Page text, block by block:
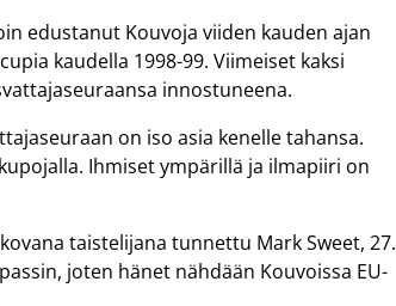
edustanut Kouvoja viiden kauden ajan
kaudella 1998-99. Viimeiset kaksi
innostuneena.
on iso asia kenelle tahansa.
Ihmiset ympärillä ja ilmapiiri on
taistelijana tunnettu Mark Sweet, 27.
joten hänet nähdään Kouvoissa EU-